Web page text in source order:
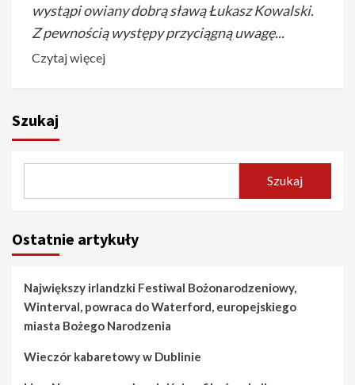
wystąpi owiany dobrą sławą Łukasz Kowalski.
Z pewnością występy przyciągną uwagę...
Czytaj więcej
Szukaj
Szukaj
Ostatnie artykuły
Największy irlandzki Festiwal Bożonarodzeniowy,
Winterval, powraca do Waterford, europejskiego
miasta Bożego Narodzenia
Wieczór kabaretowy w Dublinie